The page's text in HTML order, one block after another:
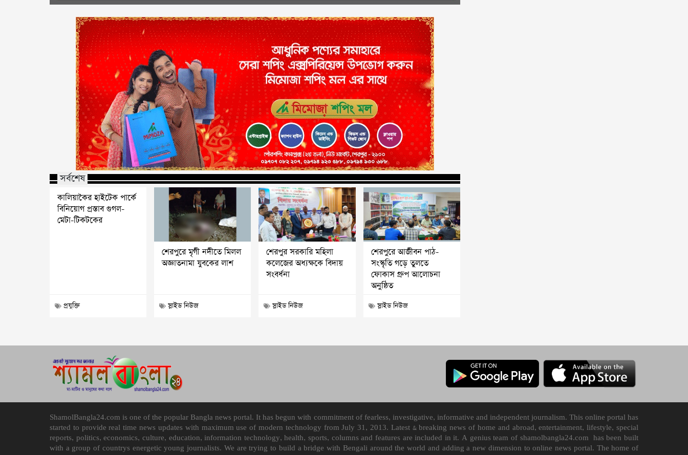
সর্বশেষ
কালিয়াকৈর হাইটেক পার্কে
বিনিয়োগ প্রস্তাব গুগল-
মেটা-টিকটকের
প্রযুক্তি
শেরপুরে মৃগী নদীতে মিলল
অজ্ঞাতনামা যুবকের লাশ
স্লাইড নিউজ
শেরপুর সরকারি মহিলা
কলেজের অধ্যক্ষকে বিদায়
সংবর্ধনা
স্লাইড নিউজ
শেরপুরে আজীবন পাঠ-
সংস্কৃতি গড়ে তুলতে
ফোকাস গ্রুপ আলোচনা
অনুষ্ঠিত
স্লাইড নিউজ
ShamolBangla24.com is one of the popular Bangla news portal. It has begun with commitment of fearless, investigative, informative and independent journalism. This online portal has
started to provide real time news updates with maximum use of modern technology from July 31, 2013. Latest & breaking news of home and abroad, entertainment, lifestyle, special
reports, politics, economics, culture, education, information technology, health, sports, columns and features are included in it. A genius team of shamolbangla24.com has been built
with a group of countrys energetic young journalists. We are trying to build a bridge with Bengali around the world and adding a new dimension to online news portal. The home of